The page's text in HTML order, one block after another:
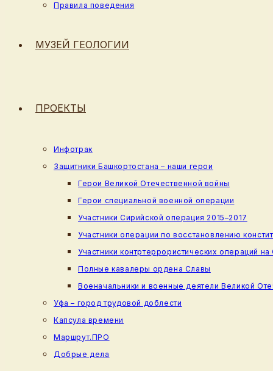
Правила поведения
МУЗЕЙ ГЕОЛОГИИ
ПРОЕКТЫ
Инфотрак
Защитники Башкортостана – наши герои
Герои Великой Отечественной войны
Герои специальной военной операции
Участники Сирийской операция 2015–2017
Участники операции по восстановлению
Участники контртеррористических операций
Полные кавалеры ордена Славы
Военачальники и военные деятели Великой
Уфа – город трудовой доблести
Капсула времени
Маршрут.ПРО
Добрые дела